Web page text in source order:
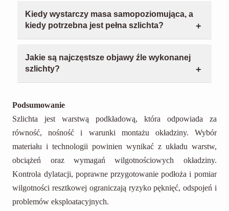
o ściany i popękać albo wybrzuszyć się w
środku.
anhydrytową, ale ważniejsza od nazwy jest
technologia: właściwa grubość nad rurami, brak
albo zrobi zbyt cienką warstwę, rośnie ryzyko rys
i problemów z okładziną.
Kiedy wystarczy masa samopoziomująca, a
kiedy potrzebna jest pełna szlichta?
wyrównania i wygładzenia, zwykle w małej
grubości. Jeśli podłoże jest nośne, ale nierówne,
która przeniesie obciążenia i zrobi poziom w
podłogowy, czyli szlichta w sensie
konstrukcyjnym.
Jakie są najczęstsze objawy źle wykonanej
szlichty?
pęknięcia w przypadkowych miejscach,
wybrzuszenia albo brak równości, który wychodzi
dopiero przy układaniu okładziny. Jeśli coś budzi
wątpliwości, lepiej to zweryfikować przed
montażem podłogi, bo później naprawa jest dużo
trudniejsza.
Podsumowanie
Szlichta jest warstwą podkładową, która odpowiada za
równość, nośność i warunki montażu okładziny. Wybór
materiału i technologii powinien wynikać z układu warstw,
obciążeń oraz wymagań wilgotnościowych okładziny.
Kontrola dylatacji, poprawne przygotowanie podłoża i pomiar
wilgotności resztkowej ograniczają ryzyko pęknięć, odspojeń i
problemów eksploatacyjnych.